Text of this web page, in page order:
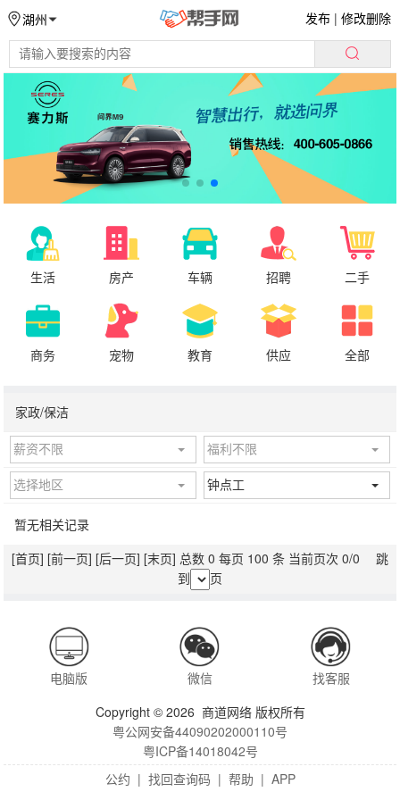
湖州 发布 |修改删除
生活 房产 车辆 招聘 二手
商务 宠物 教育 供应 全部
家政/保洁
薪资不限 福利不限
选择地区 钟点工
暂无相关记录
[首页] [前一页] [后一页] [末页] 总数 0 每页 100 条 当前页次 0/0 跳
到
页
电脑版 微信
找客服
Copyright © 2026 商道网络 版权所有
粤公网安备44090202000110号
粤ICP备14018042号
公约 | 找回查询码 | 帮助 | APP